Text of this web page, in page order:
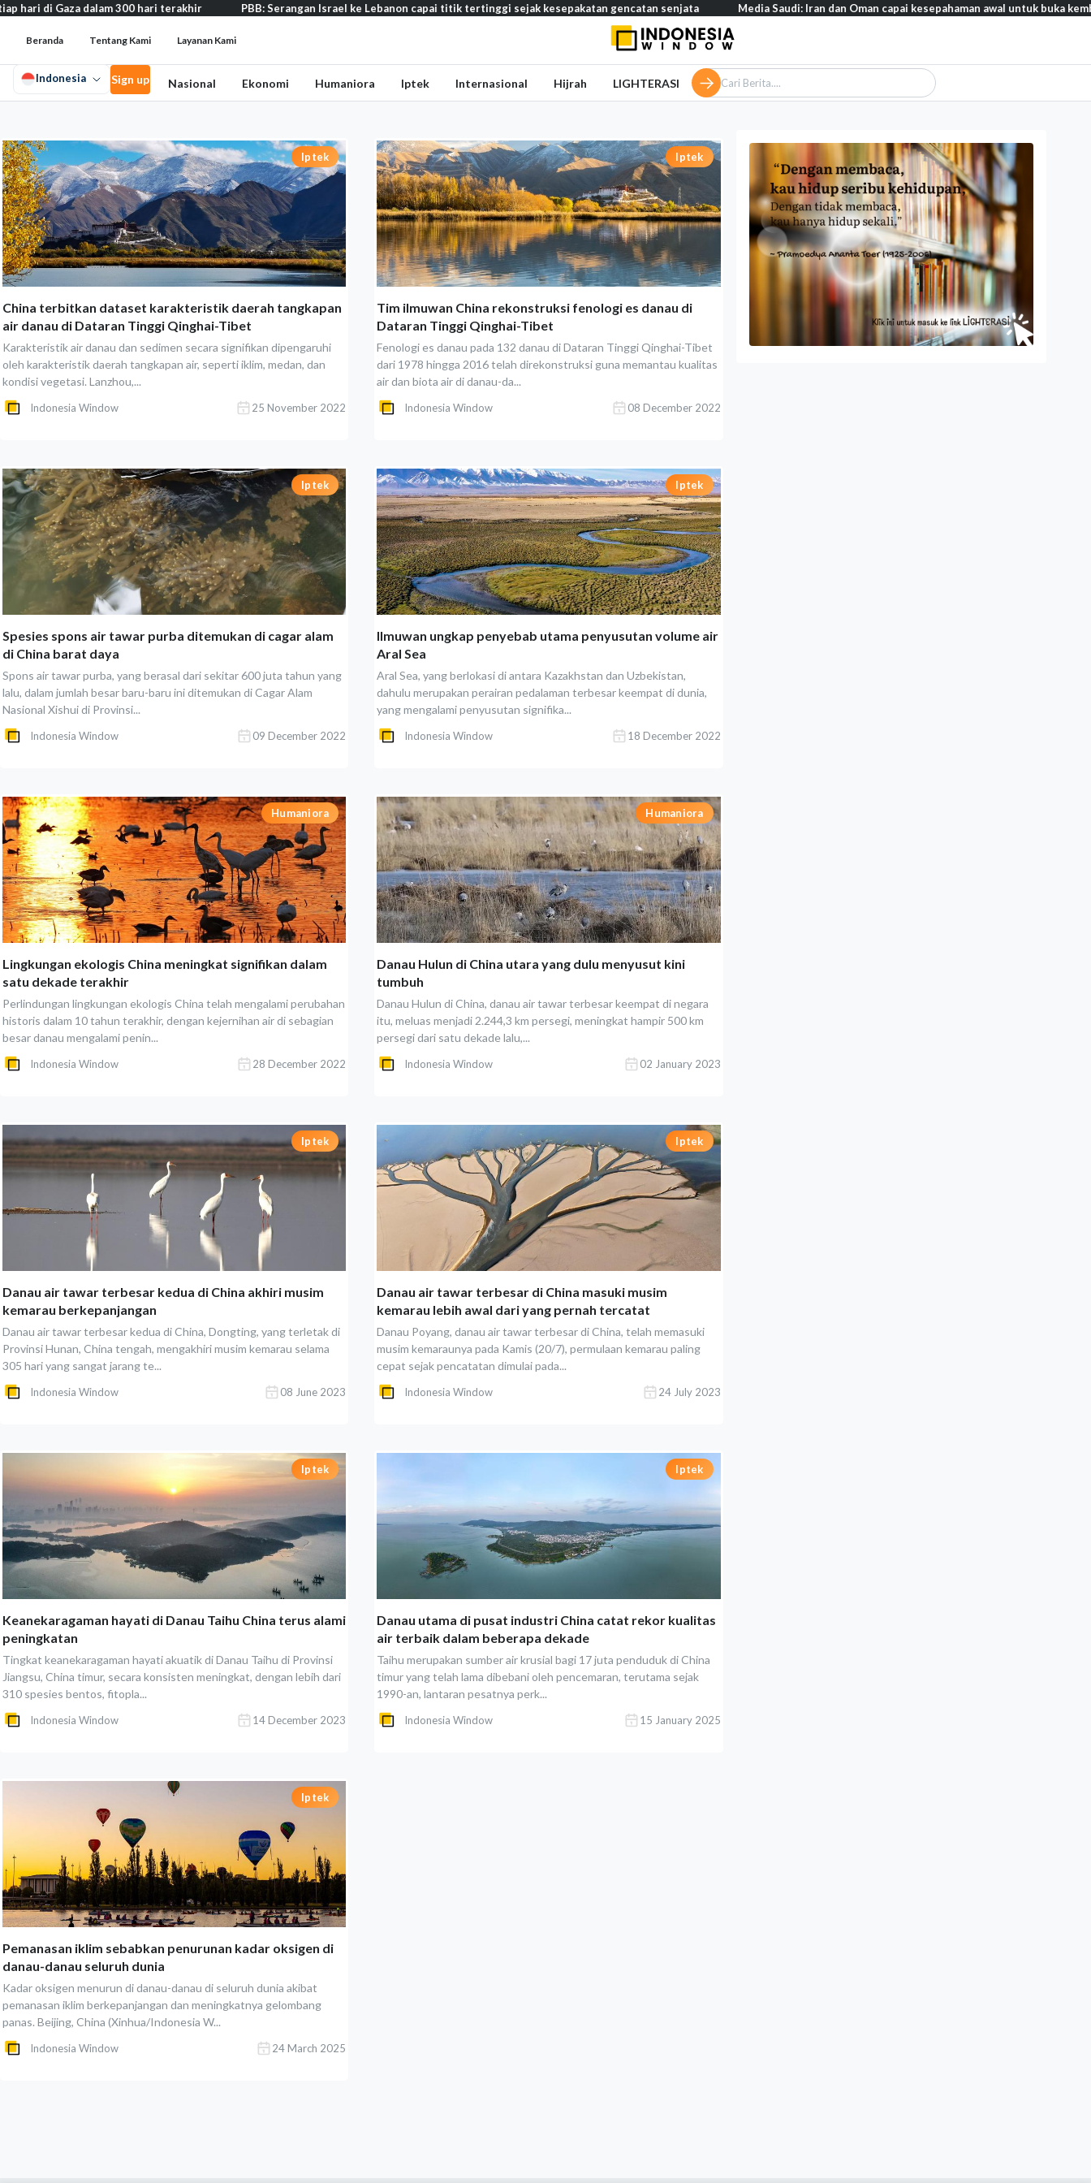
Iptek
China terbitkan dataset karakteristik daerah tangkapan
air danau di Dataran Tinggi Qinghai-Tibet
Karakteristik air danau dan sedimen secara signifikan dipengaruhi
oleh karakteristik daerah tangkapan air, seperti iklim, medan, dan
kondisi vegetasi. Lanzhou,...
Indonesia Window 25 November 2022
Iptek
Tim ilmuwan China rekonstruksi fenologi es danau di
Dataran Tinggi Qinghai-Tibet
Fenologi es danau pada 132 danau di Dataran Tinggi Qinghai-Tibet
dari 1978 hingga 2016 telah direkonstruksi guna memantau kualitas
air dan biota air di danau-da...
Indonesia Window 08 December 2022
Iptek
Spesies spons air tawar purba ditemukan di cagar alam
di China barat daya
Spons air tawar purba, yang berasal dari sekitar 600 juta tahun yang
lalu, dalam jumlah besar baru-baru ini ditemukan di Cagar Alam
Nasional Xishui di Provinsi...
Indonesia Window 09 December 2022
Iptek
Ilmuwan ungkap penyebab utama penyusutan volume air
Aral Sea
Aral Sea, yang berlokasi di antara Kazakhstan dan Uzbekistan,
dahulu merupakan perairan pedalaman terbesar keempat di dunia,
yang mengalami penyusutan signifika...
Indonesia Window 18 December 2022
Humaniora
Lingkungan ekologis China meningkat signifikan dalam
satu dekade terakhir
Perlindungan lingkungan ekologis China telah mengalami perubahan
historis dalam 10 tahun terakhir, dengan kejernihan air di sebagian
besar danau mengalami penin...
Indonesia Window 28 December 2022
Humaniora
Danau Hulun di China utara yang dulu menyusut kini
tumbuh
Danau Hulun di China, danau air tawar terbesar keempat di negara
itu, meluas menjadi 2.244,3 km persegi, meningkat hampir 500 km
persegi dari satu dekade lalu,...
Indonesia Window 02 January 2023
Iptek
Danau air tawar terbesar kedua di China akhiri musim
kemarau berkepanjangan
Danau air tawar terbesar kedua di China, Dongting, yang terletak di
Provinsi Hunan, China tengah, mengakhiri musim kemarau selama
305 hari yang sangat jarang te...
Indonesia Window 08 June 2023
Iptek
Danau air tawar terbesar di China masuki musim
kemarau lebih awal dari yang pernah tercatat
Danau Poyang, danau air tawar terbesar di China, telah memasuki
musim kemaraunya pada Kamis (20/7), permulaan kemarau paling
cepat sejak pencatatan dimulai pada...
Indonesia Window 24 July 2023
Iptek
Keanekaragaman hayati di Danau Taihu China terus alami
peningkatan
Tingkat keanekaragaman hayati akuatik di Danau Taihu di Provinsi
Jiangsu, China timur, secara konsisten meningkat, dengan lebih dari
310 spesies bentos, fitopla...
Indonesia Window 14 December 2023
Iptek
Danau utama di pusat industri China catat rekor kualitas
air terbaik dalam beberapa dekade
Taihu merupakan sumber air krusial bagi 17 juta penduduk di China
timur yang telah lama dibebani oleh pencemaran, terutama sejak
1990-an, lantaran pesatnya perk...
Indonesia Window 15 January 2025
Iptek
Pemanasan iklim sebabkan penurunan kadar oksigen di
danau-danau seluruh dunia
Kadar oksigen menurun di danau-danau di seluruh dunia akibat
pemanasan iklim berkepanjangan dan meningkatnya gelombang
panas. Beijing, China (Xinhua/Indonesia W...
Indonesia Window 24 March 2025
dalam 300 hari terakhir PBB: Serangan Israel ke Lebanon capai titik tertinggi sejak kesepakatan gencatan senjata Media Saudi: Iran dan Oman capai kesepahaman awal untuk buka kembali Selat
Beranda Tentang Kami Layanan Kami
Indonesia Sign up Nasional Ekonomi Humaniora Iptek Internasional Hijrah LIGHTERASI